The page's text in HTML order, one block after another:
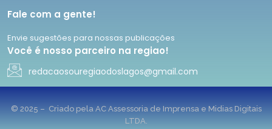
Fale com a gente!
Envie sugestões para nossas publicações
Você é nosso parceiro na regiao!
redacaosouregiaodoslagos@gmail.com
© 2025 – Criado pela AC Assessoria de Imprensa e Midias Digitais
LTDA.